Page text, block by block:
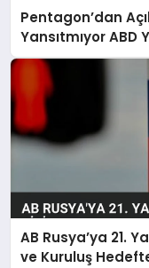
Pentagon’dan
Yansıtmıyor ABD
AB Rusya’ya 21.
ve Kuruluş